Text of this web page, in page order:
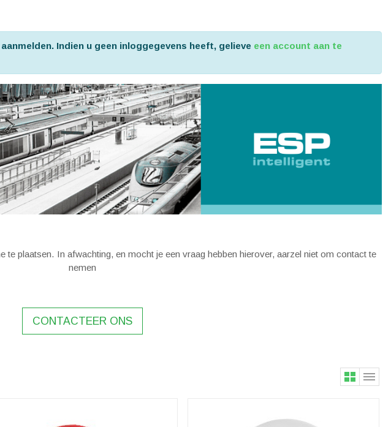
Indien u geen inloggegevens heeft, gelieve een account aan te
te plaatsen. In afwachting, en mocht je een vraag hebben hierover, aarzel niet om contact te
nemen
CONTACTEER ONS